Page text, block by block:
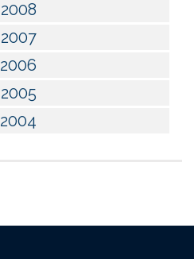
2008
2007
2006
2005
2004